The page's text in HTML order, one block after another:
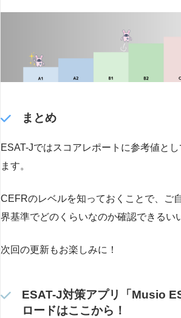
まとめ
ESAT-Jではスコアレポートに参考値と
ます。
CEFRのレベルを知っておくことで、ご
界基準でどのくらいなのか確認できるい
次回の更新もお楽しみに！
ESAT-J対策アプリ「Musio
ロードはここから！